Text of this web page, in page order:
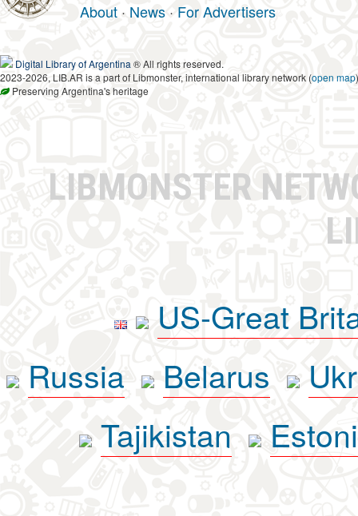
About · News · For Advertisers
Digital Library of Argentina ® All rights reserved.
2023-2026, LIB.AR is a part of Libmonster, international library network (open map)
Preserving Argentina's heritage
LIBMONSTER
US-Great
Russia
Belarus
Tajikistan